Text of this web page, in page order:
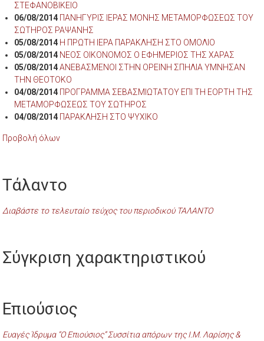
ΣΤΕΦΑΝΟΒΙΚΕΙΟ
06/08/2014 ΠΑΝΗΓΥΡΙΣ ΙΕΡΑΣ ΜΟΝΗΣ ΜΕΤΑΜΟΡΦΩΣΕΩΣ ΤΟΥ
ΣΩΤΗΡΟΣ ΡΑΨΑΝΗΣ
05/08/2014 Η ΠΡΩΤΗ ΙΕΡΑ ΠΑΡΑΚΛΗΣΗ ΣΤΟ ΟΜΟΛΙΟ
05/08/2014 ΝΕΟΣ ΟΙΚΟΝΟΜΟΣ Ο ΕΦΗΜΕΡΙΟΣ ΤΗΣ ΧΑΡΑΣ
05/08/2014 ΑΝΕΒΑΣΜΕΝΟΙ ΣΤΗΝ ΟΡΕΙΝΗ ΣΠΗΛΙΑ ΥΜΝΗΣΑΝ
ΤΗΝ ΘΕΟΤΟΚΟ
04/08/2014 ΠΡΟΓΡΑΜΜΑ ΣΕΒΑΣΜΙΩΤΑΤΟΥ ΕΠΙ ΤΗ ΕΟΡΤΗ ΤΗΣ
ΜΕΤΑΜΟΡΦΩΣΕΩΣ ΤΟΥ ΣΩΤΗΡΟΣ
04/08/2014 ΠΑΡΑΚΛΗΣΗ ΣΤΟ ΨΥΧΙΚΟ
Προβολή όλων
Τάλαντο
Διαβάστε το τελευταίο τεύχος του περιοδικού ΤΑΛΑΝΤΟ
Σύγκριση χαρακτηριστικού
Επιούσιος
Ευαγές Ίδρυμα “Ο Επιούσιος” Συσσίτια απόρων της Ι.Μ. Λαρίσης &